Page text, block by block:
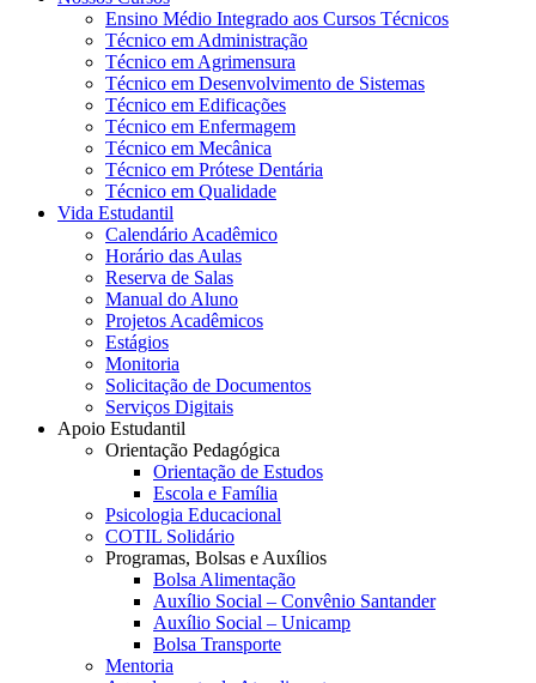
Ensino Médio Integrado aos Cursos Técnicos
Técnico em Administração
Técnico em Agrimensura
Técnico em Desenvolvimento de Sistemas
Técnico em Edificações
Técnico em Enfermagem
Técnico em Mecânica
Técnico em Prótese Dentária
Técnico em Qualidade
Vida Estudantil
Calendário Acadêmico
Horário das Aulas
Reserva de Salas
Manual do Aluno
Projetos Acadêmicos
Estágios
Monitoria
Solicitação de Documentos
Serviços Digitais
Apoio Estudantil
Orientação Pedagógica
Orientação de Estudos
Escola e Família
Psicologia Educacional
COTIL Solidário
Programas, Bolsas e Auxílios
Bolsa Alimentação
Auxílio Social – Convênio Santander
Auxílio Social – Unicamp
Bolsa Transporte
Mentoria